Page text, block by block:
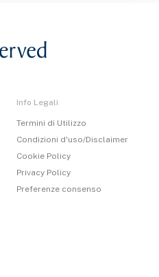
Info Legali
Termini di Utilizzo
Condizioni d'uso/Disclaimer
Cookie Policy
Privacy Policy
Preferenze consenso